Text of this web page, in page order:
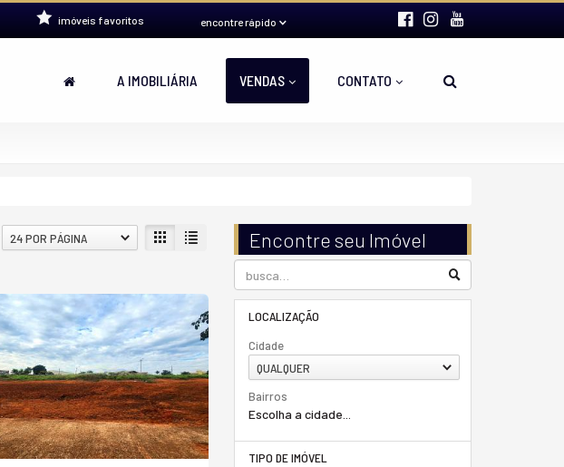
encontre rápido
imóveis favoritos
A IMOBILIÁRIA VENDAS CONTATO
Encontre seu Imóvel
LOCALIZAÇÃO
Cidade
QUALQUER
Bairros
Escolha a cidade...
TIPO DE IMÓVEL
24 POR PÁGINA